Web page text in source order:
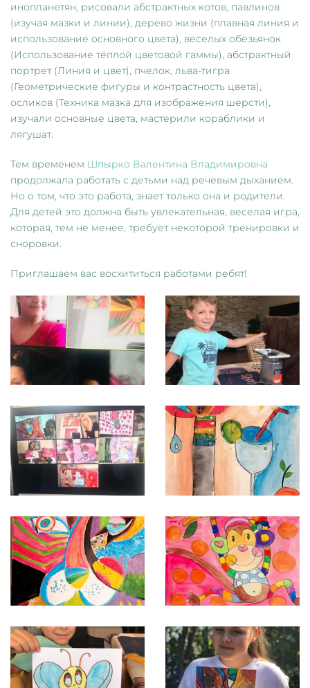
инопланетян, рисовали абстрактных котов, павлинов
(изучая мазки и линии), дерево жизни (плавная линия и
использование основного цвета), веселых обезьянок
(Использование тёплой цветовой гаммы), абстрактный
портрет (Линия и цвет), пчелок, льва-тигра
(Геометрические фигуры и контрастность цвета),
осликов (Техника мазка для изображения шерсти),
изучали основные цвета, мастерили кораблики и
лягушат.
Тем временем Шпырко Валентина Владимировна
продолжала работать с детьми над речевым дыханием.
Но о том, что это работа, знает только она и родители.
Для детей это должна быть увлекательная, веселая игра,
которая, тем не менее, требует некоторой тренировки и
сноровки.
Приглашаем вас восхититься работами ребят!